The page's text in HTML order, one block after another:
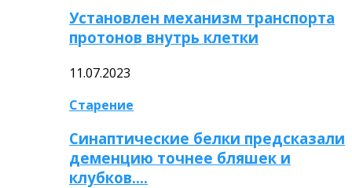
Установлен механизм транспорта
протонов внутрь клетки
11.07.2023
Старение
Синаптические белки предсказали
деменцию точнее бляшек и
клубков….